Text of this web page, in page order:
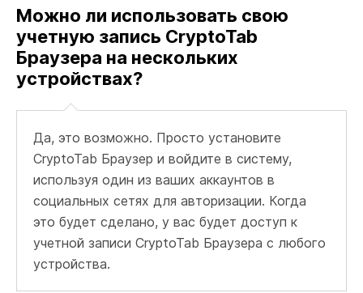
Можно ли использовать свою
учетную запись CryptoTab
Браузера на нескольких
устройствах?
Да, это возможно. Просто установите
CryptoTab Браузер и войдите в систему,
используя один из ваших аккаунтов в
социальных сетях для авторизации. Когда
это будет сделано, у вас будет доступ к
учетной записи CryptoTab Браузера с любого
устройства.